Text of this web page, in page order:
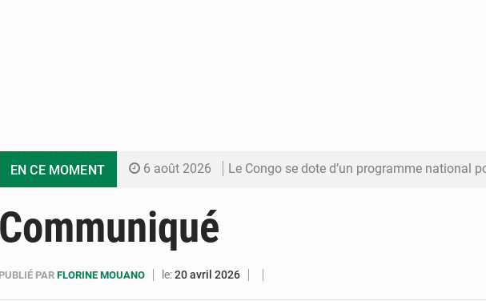
EN CE MOMENT 6 août 2026 Le Congo se dote d’un programme national pour valoriser les
5 août 2026
5 août 2026 Assassinat de l’entrepreneur sportif Vally Amisi : le principal
Communiqué
PUBLIÉ PAR FLORINE MOUANO le:20 avril 2026